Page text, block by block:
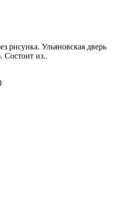
рисунка. Ульяновская дверь
из..